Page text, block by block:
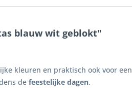
blauw wit geblokt"
kleuren en praktisch ook voor een
de feestelijke dagen.